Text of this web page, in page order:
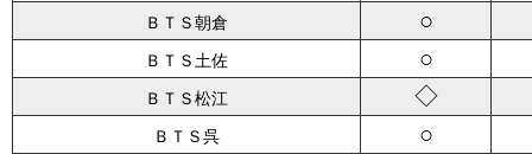
ＢＴＳ朝倉 ○
ＢＴＳ土佐 ○
ＢＴＳ松江 ◇
ＢＴＳ呉 ○